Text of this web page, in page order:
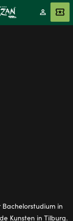
Mein
Konto
Angebot
Bachelorstudium in
Kunsten in Tilburg.